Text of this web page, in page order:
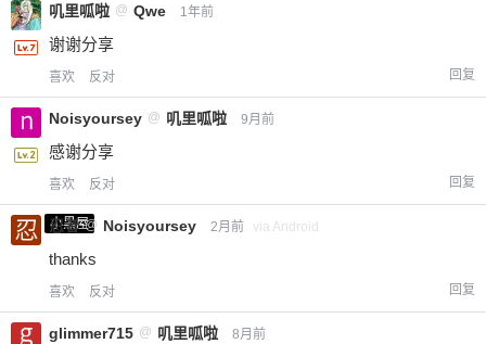
叽里呱啦 @ Qwe 1年前
谢谢分享
喜欢 反对 回复
Noisyoursey @ 叽里呱啦 9月前
感谢分享
喜欢 反对 回复
小黑屋
忍者 @ Noisyoursey 2月前 via Android
thanks
喜欢 反对 回复
glimmer715 @ 叽里呱啦 8月前